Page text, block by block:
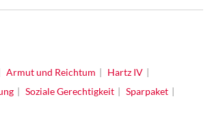
Armut und Reichtum
Hartz IV
Soziale Gerechtigkeit
Sparpaket